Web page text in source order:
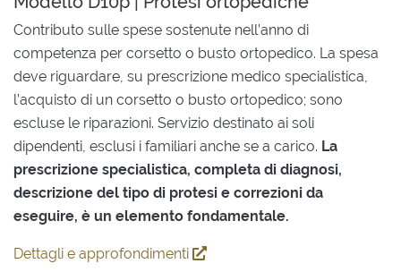
Contributo sulle spese sostenute nell’anno di
competenza per corsetto o busto ortopedico. La spesa
deve riguardare, su prescrizione medico specialistica,
l’acquisto di un corsetto o busto ortopedico; sono
escluse le riparazioni. Servizio destinato ai soli
dipendenti, esclusi i familiari anche se a carico. La
prescrizione specialistica, completa di diagnosi,
descrizione del tipo di protesi e correzioni da
eseguire, è un elemento fondamentale.
Dettagli e approfondimenti